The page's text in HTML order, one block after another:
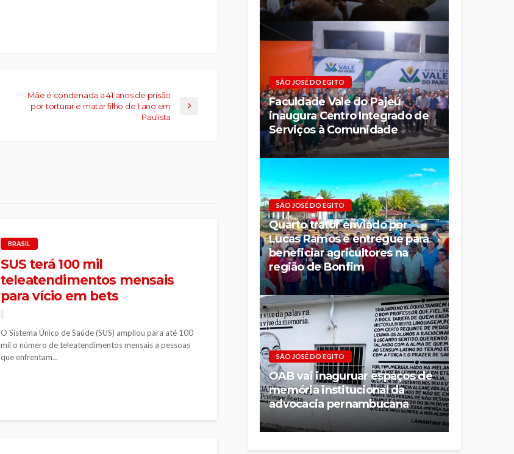
Mãe é condenada a 41 anos de prisão
por torturar e matar filho de 1 ano em
Paulista
BRASIL
SUS terá 100 mil
teleatendimentos mensais
para vício em bets
O Sistema Único de Saúde (SUS) ampliou para até 100
mil o número de teleatendimentos mensais a pessoas
que enfrentam...
SÃO JOSÉ DO EGITO
Faculdade Vale do Pajeú
inaugura Centro Integrado de
Serviços à Comunidade
SÃO JOSÉ DO EGITO
Quarto trator enviado por
Lucas Ramos é entregue para
beneficiar agricultores na
região de Bonfim
SÃO JOSÉ DO EGITO
OAB vai inaguruar espaços de
memória institucional da
advocacia pernambucana